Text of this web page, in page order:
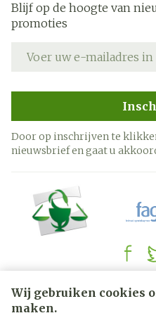
Wij gebruiken cookies
maken.
Blijf op de hoogte van
promoties
Door op inschrijven te
nieuwsbrief en gaat u
Juridische links